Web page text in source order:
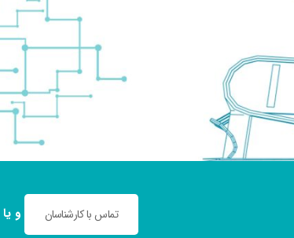
تماس با کارشناسان و یا